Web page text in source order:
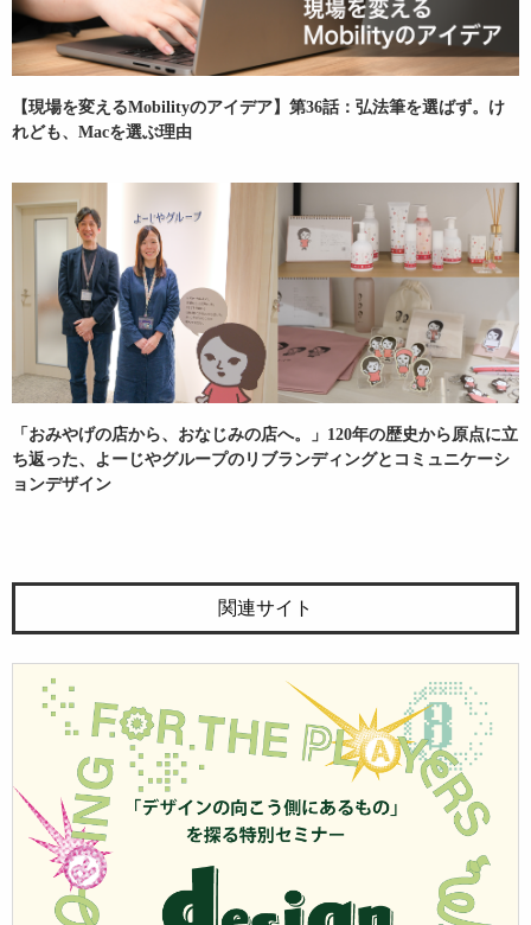
【現場を変えるMobilityのアイデア】第36話：弘法筆を選ばず。け
れども、Macを選ぶ理由
「おみやげの店から、おなじみの店へ。」120年の歴史から原点に立
ち返った、よーじやグループのリブランディングとコミュニケーシ
ョンデザイン
関連サイト